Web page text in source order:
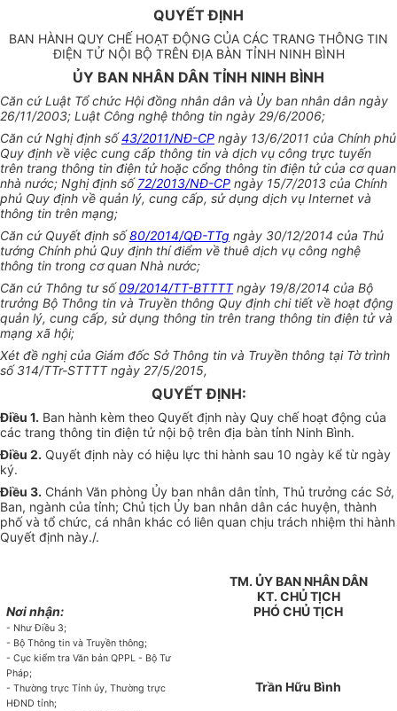
QUYẾT ĐỊNH
BAN HÀNH QUY CHẾ HOẠT ĐỘNG CỦA CÁC TRANG THÔNG TIN
ĐIỆN TỬ NỘI BỘ TRÊN ĐỊA BÀN TỈNH NINH BÌNH
ỦY BAN NHÂN DÂN TỈNH NINH BÌNH
Căn cứ Luật Tổ chức Hội đồng nhân dân và Ủy ban nhân dân ngày
26/11/2003; Luật Công nghệ thông tin ngày 29/6/2006;
Căn cứ Nghị định số43/2011/NĐ-CP ngày 13/6/2011 của Chính phủ
Quy định về việc cung cấp thông tin và dịch vụ công trực tuyến
trên trang thông tin điện tử hoặc cổng thông tin điện tử của cơ quan
nhà nước; Nghị định số72/2013/NĐ-CP ngày 15/7/2013 của Chính
phủ Quy định về quản lý, cung cấp, sử dụng dịch vụ Internet và
thông tin trên mạng;
Căn cứ Quyết định số80/2014/QĐ-TTg ngày 30/12/2014 của Thủ
tướng Chính phủ Quy định thí điểm về thuê dịch vụ công nghệ
thông tin trong cơ quan Nhà nước;
Căn cứ Thông tư số09/2014/TT-BTTTTngày 19/8/2014 của Bộ
trưởng Bộ Thông tin và Truyền thông Quy định chi tiết về hoạt động
quản lý, cung cấp, sử dụng thông tin trên trang thông tin điện tử và
mạng xã hội;
Xét đề nghị của Giám đốc Sở Thông tin và Truyền thông tại Tờ trình
số 314/TTr-STTTT ngày 27/5/2015,
QUYẾT ĐỊNH:
Điều 1. Ban hành kèm theo Quyết định này Quy chế hoạt động của
các trang thông tin điện tử nội bộ trên địa bàn tỉnh Ninh Bình.
Điều 2. Quyết định này có hiệu lực thi hành sau 10 ngày kể từ ngày
ký.
Điều 3. Chánh Văn phòng Ủy ban nhân dân tỉnh, Thủ trưởng các Sở,
Ban, ngành của tỉnh; Chủ tịch Ủy ban nhân dân các huyện, thành
phố và tổ chức, cá nhân khác có liên quan chịu trách nhiệm thi hành
Quyết định này./.
Nơi nhận:
- Như Điều 3;
- Bộ Thông tin và Truyền thông;
- Cục kiểm tra Văn bản QPPL - Bộ Tư
Pháp;
- Thường trực Tỉnh ủy, Thường trực
HĐND tỉnh;
TM. ỦY BAN NHÂN DÂN
KT. CHỦ TỊCH
PHÓ CHỦ TỊCH
Trần Hữu Bình